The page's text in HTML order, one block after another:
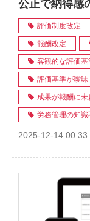
公正で納得感
評価制度改定
報酬改定
客観的な評価基
評価基準が曖昧
成果が報酬に未
労務管理の知識
2025-12-14 00:33